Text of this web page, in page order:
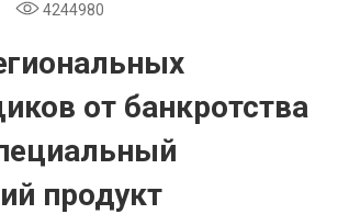
4244980
от банкротства
продукт